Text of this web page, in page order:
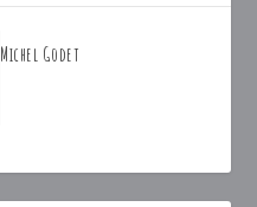
Michel Godet